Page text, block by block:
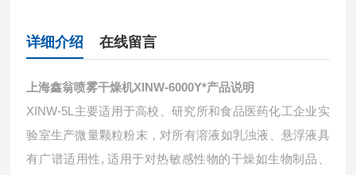
详细介绍 在线留言
上海鑫翁喷雾干燥机XINW-6000Y*产品说明
XINW-5L 主要适用于高校、研究所和食品医药化工企业实
验室生产微量颗粒粉末，对所有溶液如乳浊液、悬浮液具
有广谱适用性,适用于对热敏感性物的干燥如生物制品、